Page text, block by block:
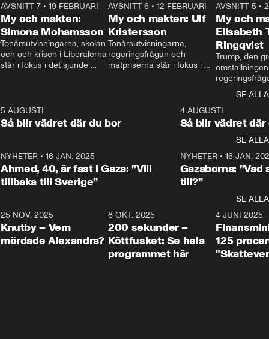
24:30
AVSNITT 7• 19 FEBRUARI
My och makten:
Simona Mohamsson
Tonårsutvisningarna, skolan
och och krisen i Liberalerna
står i fokus i det sjunde
kommentator My
Rohwedder ställer
utbildnings- och
Mohamsson till svars.
27:30
AVSNITT 6 •12 FEBRUARI
My och makten: Ulf
Kristersson
Tonårsutvisningarna,
regeringsfrågan och
matpriserna står i fokus i
Rohwedder ställer
statsminister Ulf Kristersson
AVSNITT 5 •
My och
Elisabeth
Ringqvist
Trump, den
centrum i
avsnittet av
Makten”. Se
Aftonbladets
Rohwedder
Thand Ring
SE ALLA
5 AUGUSTI
Så blir vädret där du bor
4 AUGUSTI
Så blir vädret där
SE ALLA
NYHETER• 16 JAN. 2025
Ahmed, 40, är fast i Gaza: ”Vill
tillbaka till Sverige”
NYHETER• 16 JAN.
Gazaborna:
till?”
SE ALLA
31:05
25 NOV. 2025
Knutby – Vem
mördade Alexandra?
4:29
8 OKT. 2025
200 sekunder –
Köttfusket: Se hela
programmet här
4 JUNI 2025
125